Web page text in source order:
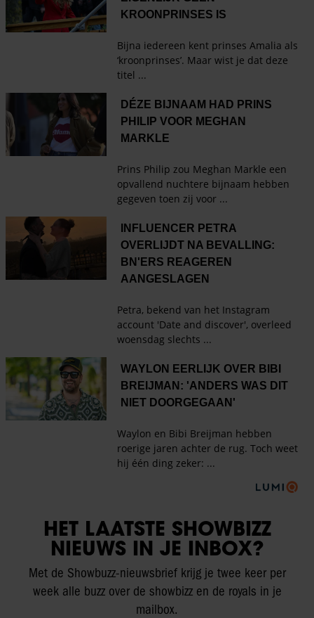
HET LAATSTE SHOWBIZZ
NIEUWS IN JE INBOX?
Met de Showbuzz-nieuwsbrief krijg je twee keer per
week alle buzz over de showbizz en de royals in je
mailbox.